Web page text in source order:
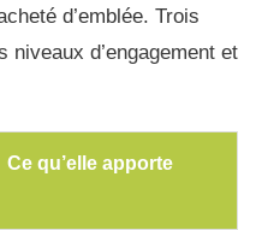
d’emblée. Trois
d’engagement et
Ce qu’elle apporte